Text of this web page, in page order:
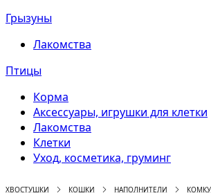
Грызуны
Лакомства
Птицы
Корма
Аксессуары, игрушки для клетки
Лакомства
Клетки
Уход, косметика, груминг
ХВОСТУШКИ КОШКИ НАПОЛНИТЕЛИ